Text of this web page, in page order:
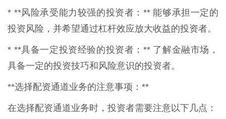
* **风险承受能力较强的投资者：** 能够承担一定的
投资风险，并希望通过杠杆效应放大收益的投资者。
* **具备一定投资经验的投资者：** 了解金融市场，
具备一定的投资技巧和风险意识的投资者。
**选择配资通道业务的注意事项：**
在选择配资通道业务时，投资者需要注意以下几点：